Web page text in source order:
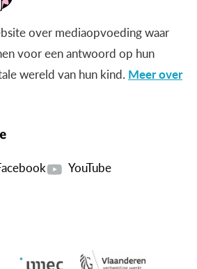
over mediaopvoeding waar
voor een antwoord op hun
wereld van hun kind. Meer over
YouTube